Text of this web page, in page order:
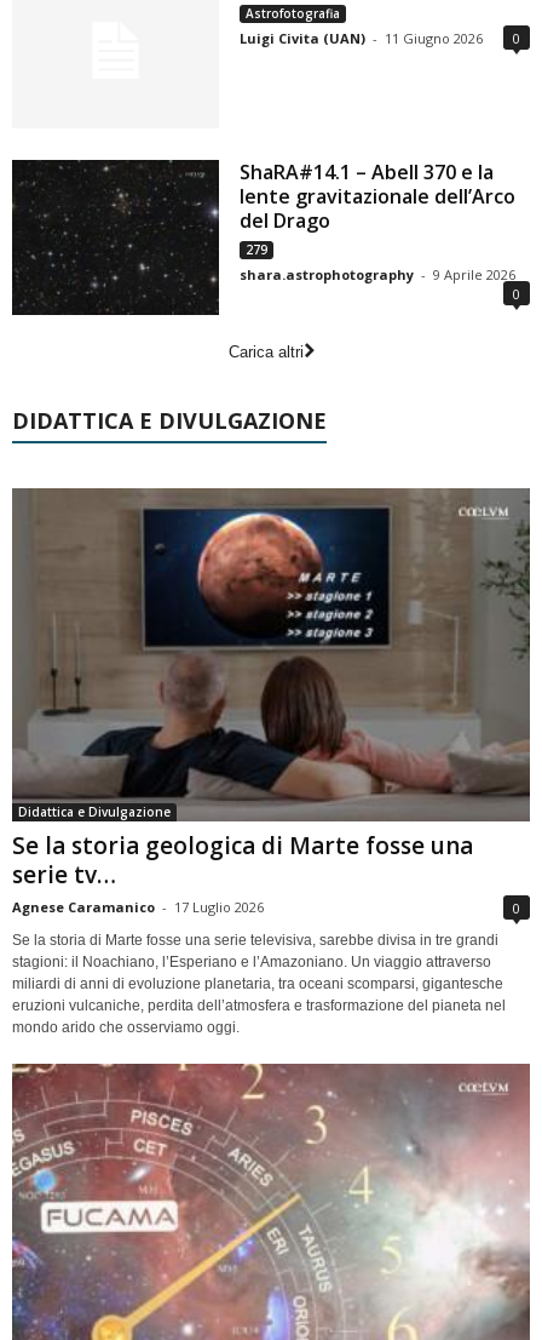
Astrofotografia
Luigi Civita (UAN) - 11 Giugno 2026 0
ShaRA#14.1 – Abell 370 e la
lente gravitazionale dell’Arco
del Drago
279
shara.astrophotography - 9 Aprile 2026
0
Carica altri
DIDATTICA E DIVULGAZIONE
Didattica e Divulgazione
Se la storia geologica di Marte fosse una
serie tv…
Agnese Caramanico - 17 Luglio 2026 0
Se la storia di Marte fosse una serie televisiva, sarebbe divisa in tre grandi
stagioni: il Noachiano, l’Esperiano e l’Amazoniano. Un viaggio attraverso
miliardi di anni di evoluzione planetaria, tra oceani scomparsi, gigantesche
eruzioni vulcaniche, perdita dell’atmosfera e trasformazione del pianeta nel
mondo arido che osserviamo oggi.